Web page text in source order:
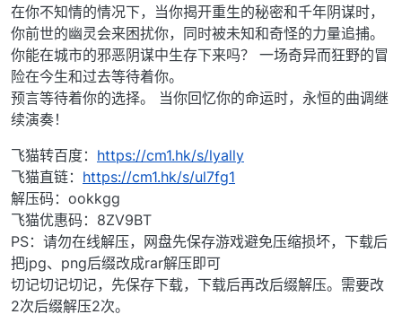
在你不知情的情况下，当你揭开重生的秘密和千年阴谋时，
你前世的幽灵会来困扰你，同时被未知和奇怪的力量追捕。
你能在城市的邪恶阴谋中生存下来吗？ 一场奇异而狂野的冒
险在今生和过去等待着你。
预言等待着你的选择。 当你回忆你的命运时，永恒的曲调继
续演奏！
飞猫转百度： https://cm1.hk/s/lyally
飞猫直链： https://cm1.hk/s/ul7fg1
解压码：ookkgg
飞猫优惠码：8ZV9BT
PS：请勿在线解压，网盘先保存游戏避免压缩损坏，下载后
把jpg、png后缀改成rar解压即可
切记切记切记，先保存下载，下载后再改后缀解压。需要改
2次后缀解压2次。